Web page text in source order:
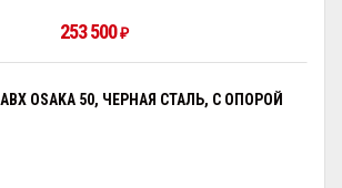
253 500₽
OSAKA 50, ЧЕРНАЯ СТАЛЬ, С ОПОРОЙ